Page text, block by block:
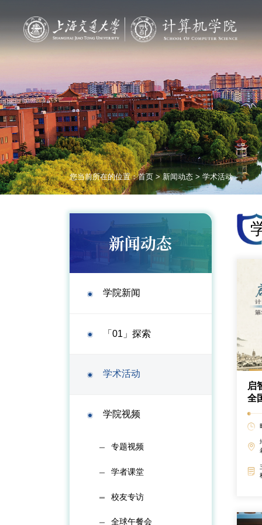
您当前所在的位置：首页 >新闻动态> 学术活动
新闻动态
学院新闻
「01」探索
学术活动
学院视频
专题视频
学者课堂
校友专访
全球午餐会
启
全
坛